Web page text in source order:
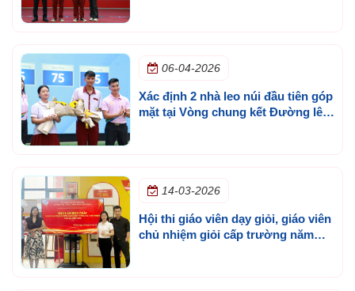
06-04-2026
Xác định 2 nhà leo núi đầu tiên góp
mặt tại Vòng chung kết Đường lên
14-03-2026
Hội thi giáo viên dạy giỏi, giáo viên
chủ nhiệm giỏi cấp trường năm